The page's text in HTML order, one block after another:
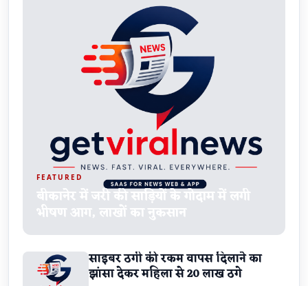
FEATURED
बीकानेर में जरी की साड़ियों के गोदाम में लगी
भीषण आग, लाखों का नुकसान
साइबर ठगी की रकम वापस दिलाने का
झांसा देकर महिला से 20 लाख ठगे